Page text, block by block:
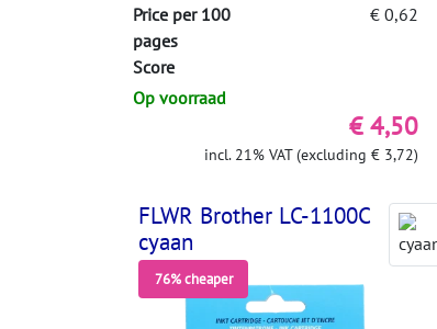
Price per 100
pages
€ 0,62
Score
Op voorraad
€ 4,50
incl. 21% VAT (excluding € 3,72)
FLWR Brother LC-1100C
cyaan
76% cheaper